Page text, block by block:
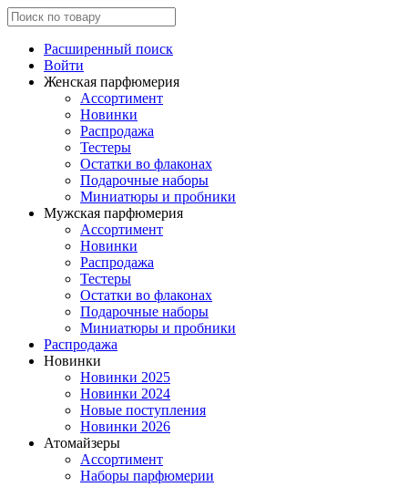
Расширенный поиск
Войти
Женская парфюмерия
Ассортимент
Новинки
Распродажа
Тестеры
Остатки во флаконах
Подарочные наборы
Миниатюры и пробники
Мужская парфюмерия
Ассортимент
Новинки
Распродажа
Тестеры
Остатки во флаконах
Подарочные наборы
Миниатюры и пробники
Распродажа
Новинки
Новинки 2025
Новинки 2024
Новые поступления
Новинки 2026
Атомайзеры
Ассортимент
Наборы парфюмерии